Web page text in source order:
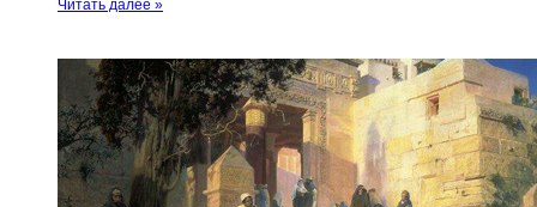
Читать далее »